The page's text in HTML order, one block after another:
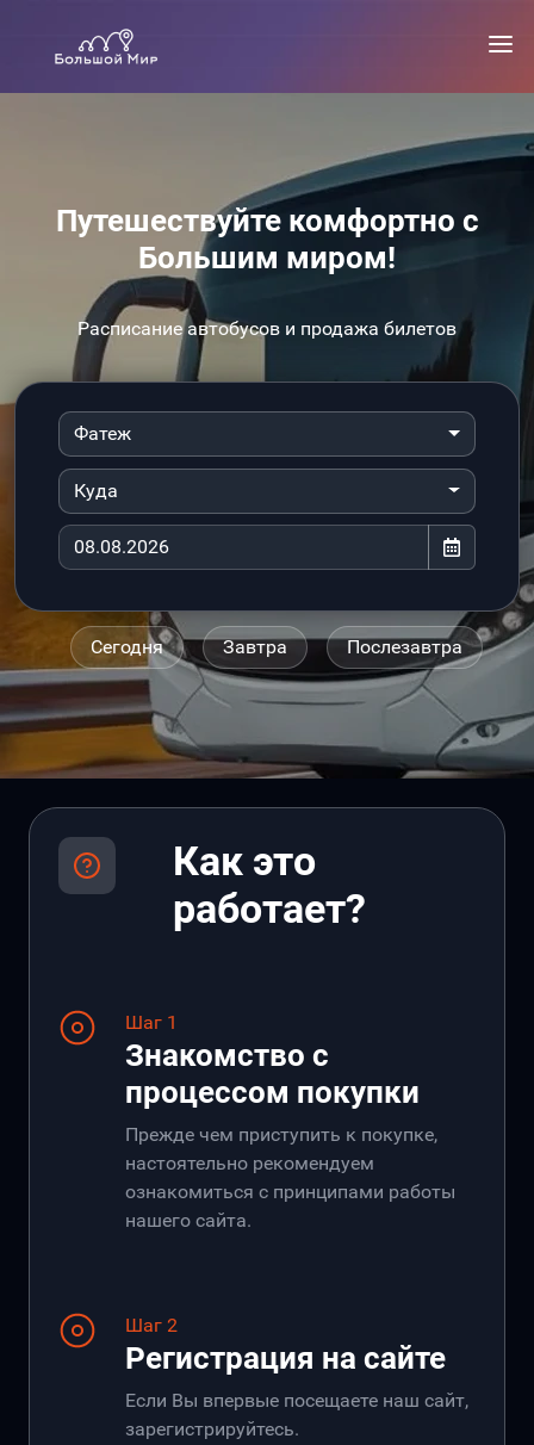
Путешествуйте комфортно с
Большим миром!
Расписание автобусов и продажа билетов
Фатеж
Куда
Сегодня Завтра Послезавтра
Как это
работает?
Шаг 1
Знакомство с
процессом покупки
Прежде чем приступить к покупке,
настоятельно рекомендуем
ознакомиться с принципами работы
нашего сайта.
Шаг 2
Регистрация на сайте
Если Вы впервые посещаете наш сайт,
зарегистрируйтесь.